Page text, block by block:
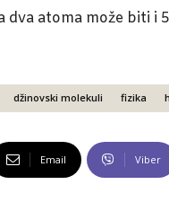
dva atoma može biti
džinovski molekuli fizika
Email Viber